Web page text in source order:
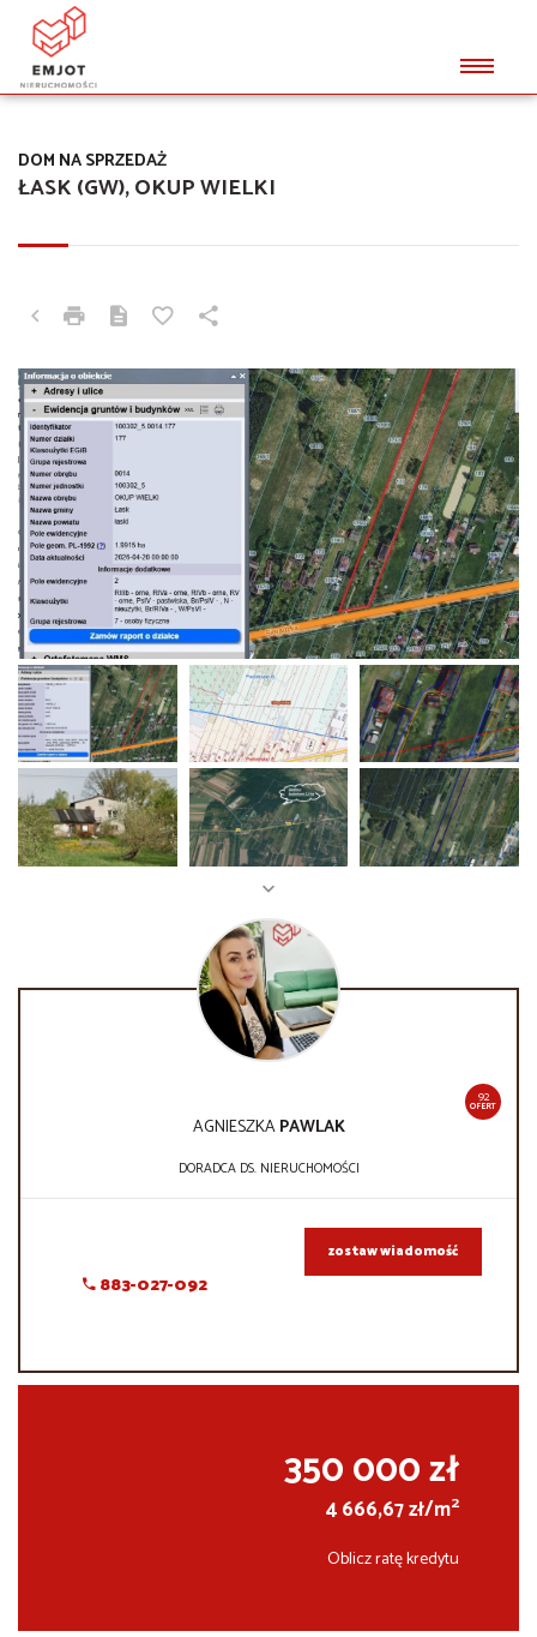
ŁASK (GW), OKUP WIELKI
DOM NA SPRZEDAŻ
92
OFERT
AGNIESZKAPAWLAK
DORADCA DS. NIERUCHOMOŚCI
883-027-092
zostaw wiadomość
350 000 zł
4 666,67 zł/m2
Oblicz ratę kredytu